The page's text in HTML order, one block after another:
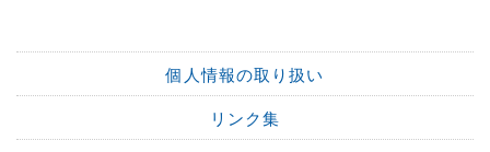
個人情報の取り扱い
リンク集